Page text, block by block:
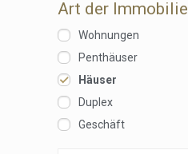
Art der Immobilie
Wohnungen
Penthäuser
Häuser
Duplex
Geschäft